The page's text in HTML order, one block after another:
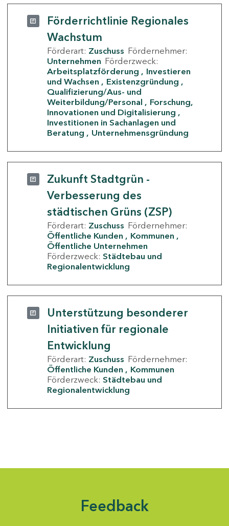
Förderrichtlinie Regionales
Wachstum
Förderart: Zuschuss Fördernehmer:
Unternehmen Förderzweck:
Arbeitsplatzförderung
Investieren
und Wachsen
Existenzgründung
Qualifizierung/Aus- und
Weiterbildung/Personal
Forschung,
Innovationen und Digitalisierung
Investitionen in Sachanlagen und
Beratung
Unternehmensgründung
Zukunft Stadtgrün -
Verbesserung des
städtischen Grüns (ZSP)
Förderart: Zuschuss Fördernehmer:
Öffentliche Kunden
Kommunen
Öffentliche Unternehmen
Förderzweck: Städtebau und
Regionalentwicklung
Unterstützung besonderer
Initiativen für regionale
Entwicklung
Förderart: Zuschuss Fördernehmer:
Öffentliche Kunden
Kommunen
Förderzweck: Städtebau und
Regionalentwicklung
Feedback